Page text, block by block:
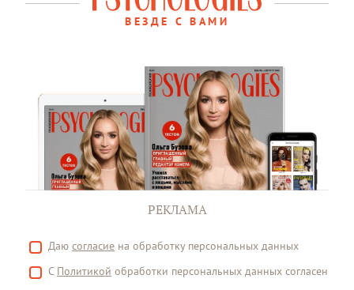
ВЕЗДЕ С ВАМИ
РЕКЛАМА
Даю согласие на обработку персональных данных
С Политикой обработки персональных данных согласен